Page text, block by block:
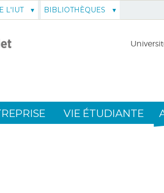
VIE ÉTUDIANTE
L'IUT BIBLIOTHÈQUES